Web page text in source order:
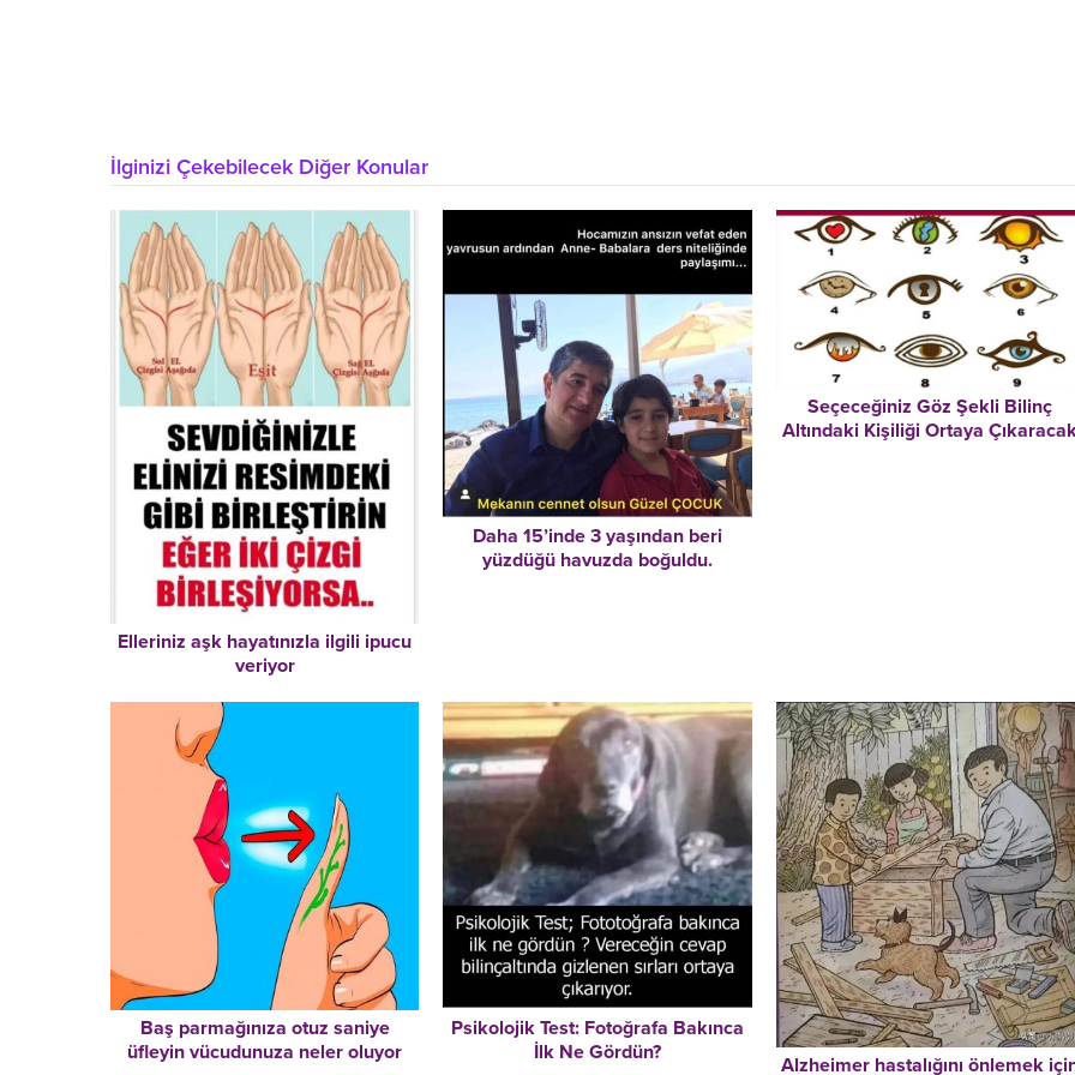
İlginizi Çekebilecek Diğer Konular
Elleriniz aşk hayatınızla ilgili ipucu
veriyor
Daha 15’inde 3 yaşından beri
yüzdüğü havuzda boğuldu.
Seçeceğiniz Göz Şekli Bilinç
Altındaki Kişiliği Ortaya
Baş parmağınıza otuz saniye
üfleyin vücudunuza neler oluyor
Psikolojik Test: Fotoğrafa Bakınca
İlk Ne Gördün?
Alzheimer hastalığını önlemek